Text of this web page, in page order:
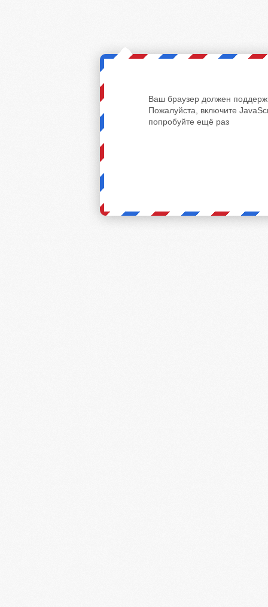
Ваш браузер должен
Пожалуйста, включите
попробуйте ещё раз